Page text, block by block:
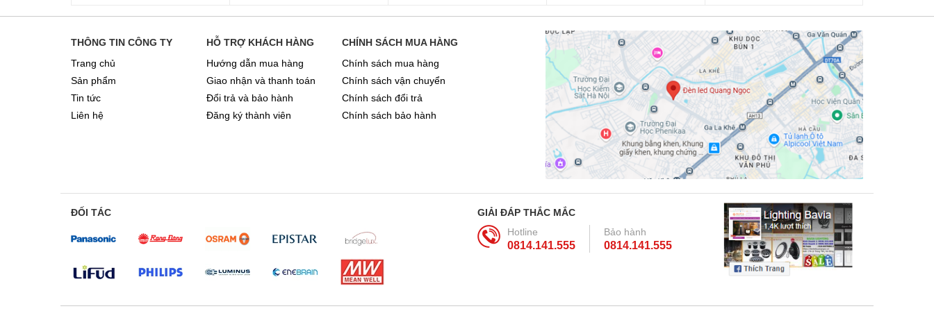
THÔNG TIN CÔNG TY
Trang chủ
Sản phẩm
Tin tức
Liên hệ
HỖ TRỢ KHÁCH HÀNG
Hướng dẫn mua hàng
Giao nhận và thanh toán
Đổi trả và bảo hành
Đăng ký thành viên
CHÍNH SÁCH MUA HÀNG
Chính sách mua hàng
Chính sách vận chuyển
Chính sách đổi trả
Chính sách bảo hành
ĐỐI TÁC
GIẢI ĐÁP THẮC MẮC
Hotline
0814.141.555
Bảo hành
0814.141.555